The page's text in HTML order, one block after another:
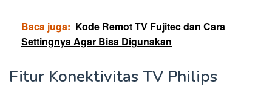
Baca juga: Kode Remot TV Fujitec dan Cara
Settingnya Agar Bisa Digunakan
Fitur Konektivitas TV Philips